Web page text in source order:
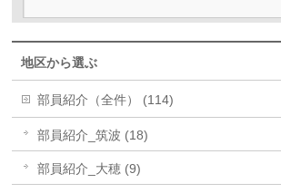
地区から選ぶ
部員紹介（全件） (114)
部員紹介_筑波 (18)
部員紹介_大穂 (9)